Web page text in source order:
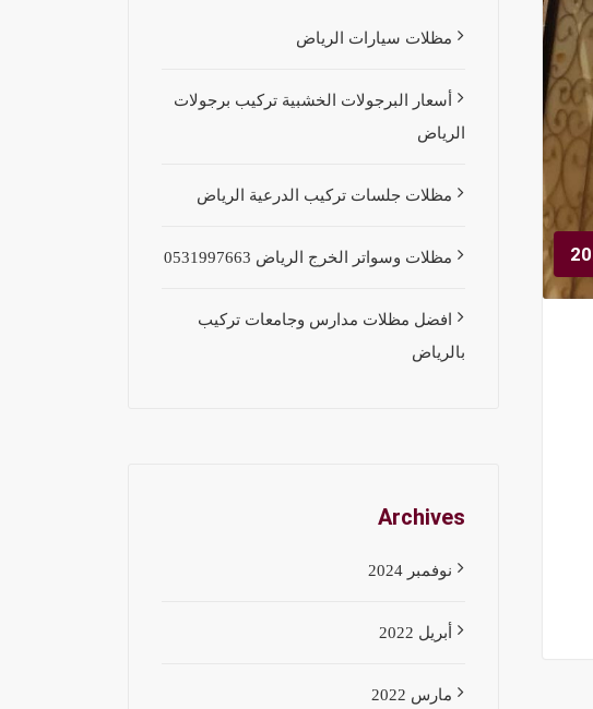
مظلات سيارات الرياض
أسعار البرجولات الخشبية تركيب برجولات
الرياض
مظلات جلسات تركيب الدرعية الرياض
مظلات وسواتر الخرج الرياض 0531997663
افضل مظلات مدارس وجامعات تركيب
بالرياض
Archives
نوفمبر 2024
أبريل 2022
مارس 2022